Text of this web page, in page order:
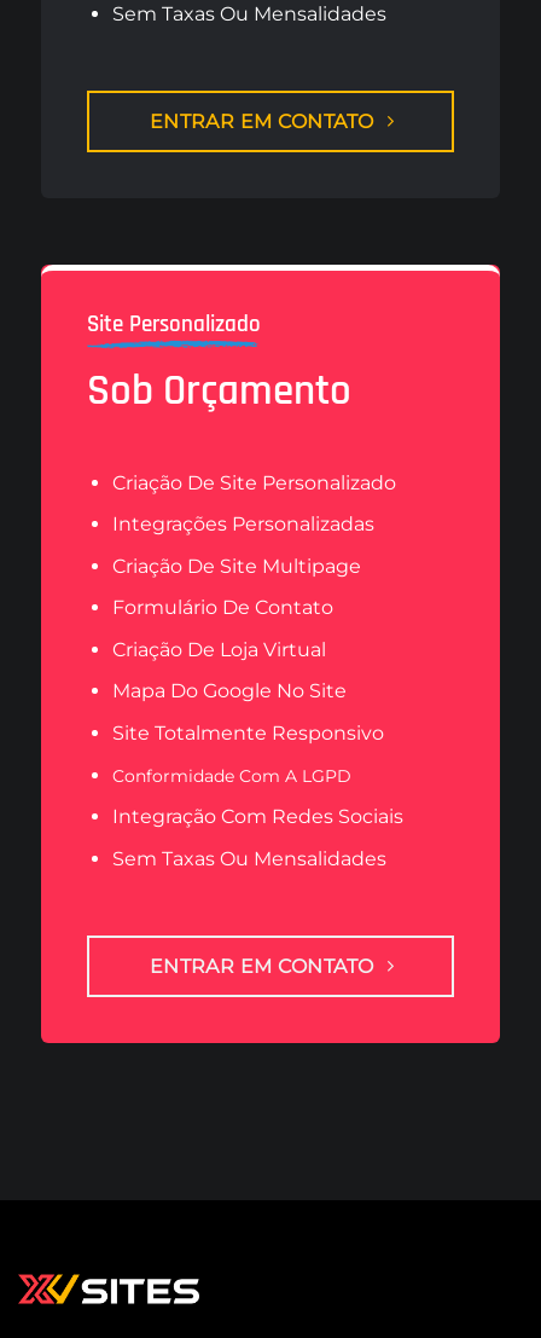
Sem Taxas Ou Mensalidades
ENTRAR EM CONTATO
Site Personalizado
Sob Orçamento
Criação De Site Personalizado
Integrações Personalizadas
Criação De Site Multipage
Formulário De Contato
Criação De Loja Virtual
Mapa Do Google No Site
Site Totalmente Responsivo
Conformidade Com A LGPD
Integração Com Redes Sociais
Sem Taxas Ou Mensalidades
ENTRAR EM CONTATO